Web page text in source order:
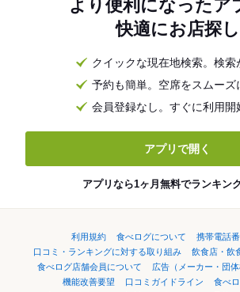
より便利になったア
快適にお店探し
クイックな現在地検索。検索
予約も簡単。空席をスムーズ
会員登録なし。すぐに利用開
アプリで開く
アプリなら1ヶ月無料でランキン
利用規約 食べログについて
携帯電話
口コミ・ランキングに対する取り組み
飲食店・飲
食べログ店舗会員について
広告（メーカー・団
機能改善要望
口コミガイドライン
食べ